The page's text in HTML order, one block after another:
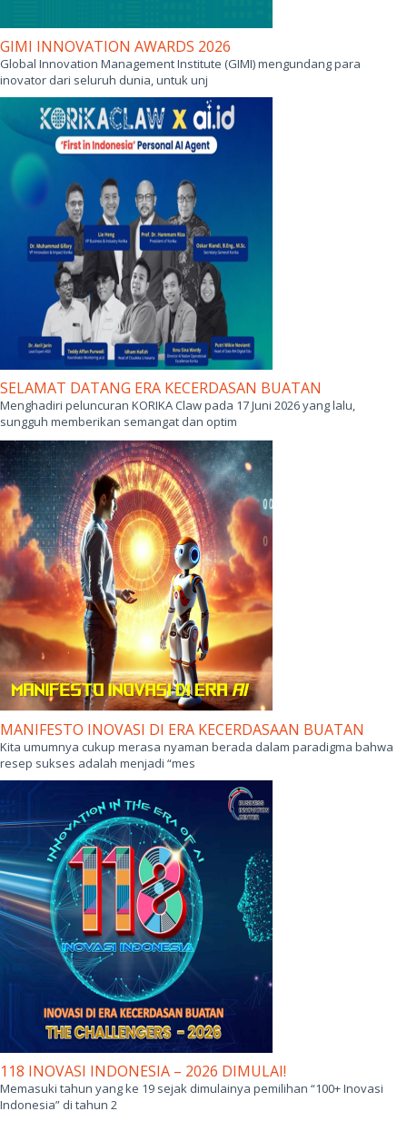
GIMI INNOVATION AWARDS 2026
Global Innovation Management Institute (GIMI) mengundang para
inovator dari seluruh dunia, untuk unj
SELAMAT DATANG ERA KECERDASAN BUATAN
Menghadiri peluncuran KORIKA Claw pada 17 Juni 2026 yang lalu,
sungguh memberikan semangat dan optim
MANIFESTO INOVASI DI ERA KECERDASAAN BUATAN
Kita umumnya cukup merasa nyaman berada dalam paradigma bahwa
resep sukses adalah menjadi “mes
118 INOVASI INDONESIA – 2026 DIMULAI!
Memasuki tahun yang ke 19 sejak dimulainya pemilihan “100+ Inovasi
Indonesia” di tahun 2